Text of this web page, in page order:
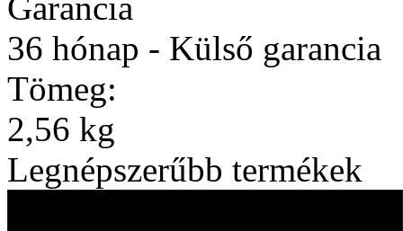
36 hónap - Külső garancia
Tömeg:
2,56 kg
Legnépszerűbb termékek